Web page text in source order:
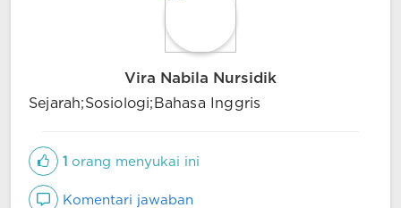
Vira Nabila Nursidik
Sejarah;Sosiologi;Bahasa Inggris
1 orang menyukai ini
Komentari jawaban